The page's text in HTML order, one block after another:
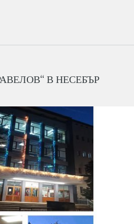
В НЕСЕБЪР